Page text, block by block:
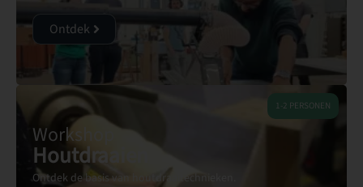
Ontdek
Workshop
Houtdraaien
Ontdek de basis van houtdraaitechnieken.
1-2 PERSONEN